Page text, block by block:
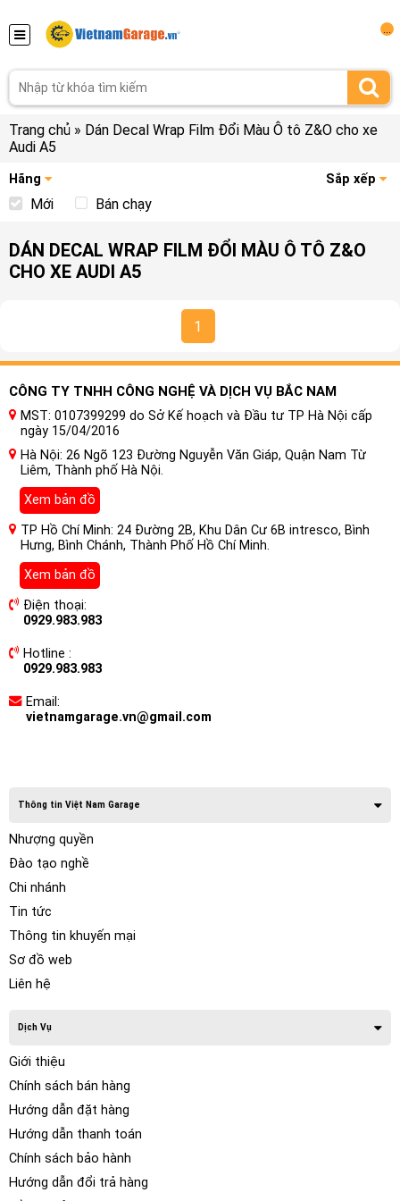
Trang chủ » Dán Decal Wrap Film Đổi Màu Ô tô Z&O cho xe
Audi A5
Hãng Sắp xếp
Mới Bán chạy
DÁN DECAL WRAP FILM ĐỔI MÀU Ô TÔ Z&O
CHO XE AUDI A5
1
CÔNG TY TNHH CÔNG NGHỆ VÀ DỊCH VỤ BẮC NAM
MST: 0107399299 do Sở Kế hoạch và Đầu tư TP Hà Nội cấp
ngày 15/04/2016
Hà Nội: 26 Ngõ 123 Đường Nguyễn Văn Giáp, Quận Nam Từ
Liêm, Thành phố Hà Nội.
Xem bản đồ
TP Hồ Chí Minh: 24 Đường 2B, Khu Dân Cư 6B intresco, Bình
Hưng, Bình Chánh, Thành Phố Hồ Chí Minh.
Xem bản đồ
Điện thoại:
0929.983.983
Hotline :
0929.983.983
Email:
vietnamgarage.vn@gmail.com
Thông tin Việt Nam Garage
Nhượng quyền
Đào tạo nghề
Chi nhánh
Tin tức
Thông tin khuyến mại
Sơ đồ web
Liên hệ
Dịch Vụ
Giới thiệu
Chính sách bán hàng
Hướng dẫn đặt hàng
Hướng dẫn thanh toán
Chính sách bảo hành
Hướng dẫn đổi trả hàng